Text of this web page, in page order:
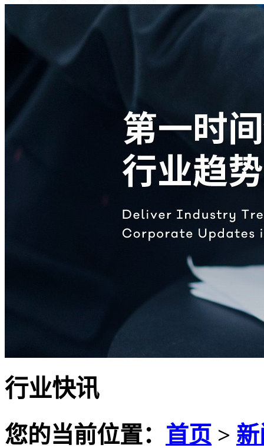
行业快讯
您的当前位置： 首页 >